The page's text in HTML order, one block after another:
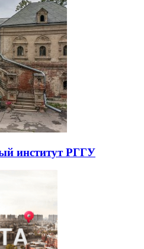
институт РГГУ